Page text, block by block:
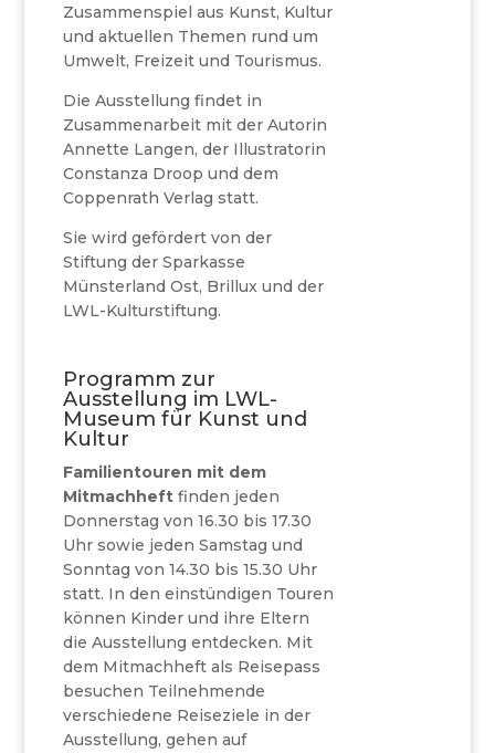
Zusammenspiel aus Kunst, Kultur
und aktuellen Themen rund um
Umwelt, Freizeit und Tourismus.
Die Ausstellung findet in
Zusammenarbeit mit der Autorin
Annette Langen, der Illustratorin
Constanza Droop und dem
Coppenrath Verlag statt.
Sie wird gefördert von der
Stiftung der Sparkasse
Münsterland Ost, Brillux und der
LWL-Kulturstiftung.
Programm zur
Ausstellung im LWL-
Museum für Kunst und
Kultur
Familientouren mit dem
Mitmachheft finden jeden
Donnerstag von 16.30 bis 17.30
Uhr sowie jeden Samstag und
Sonntag von 14.30 bis 15.30 Uhr
statt. In den einstündigen Touren
können Kinder und ihre Eltern
die Ausstellung entdecken. Mit
dem Mitmachheft als Reisepass
besuchen Teilnehmende
verschiedene Reiseziele in der
Ausstellung, gehen auf